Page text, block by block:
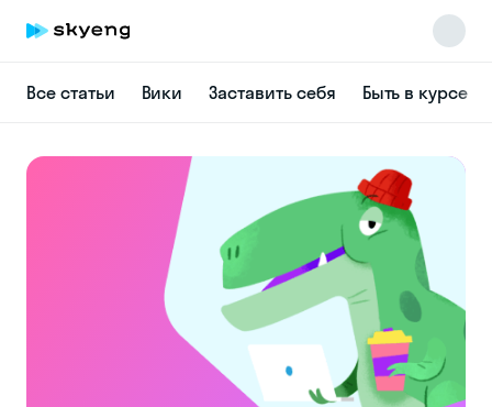
Все статьи Вики Заставить себя Быть в курсе